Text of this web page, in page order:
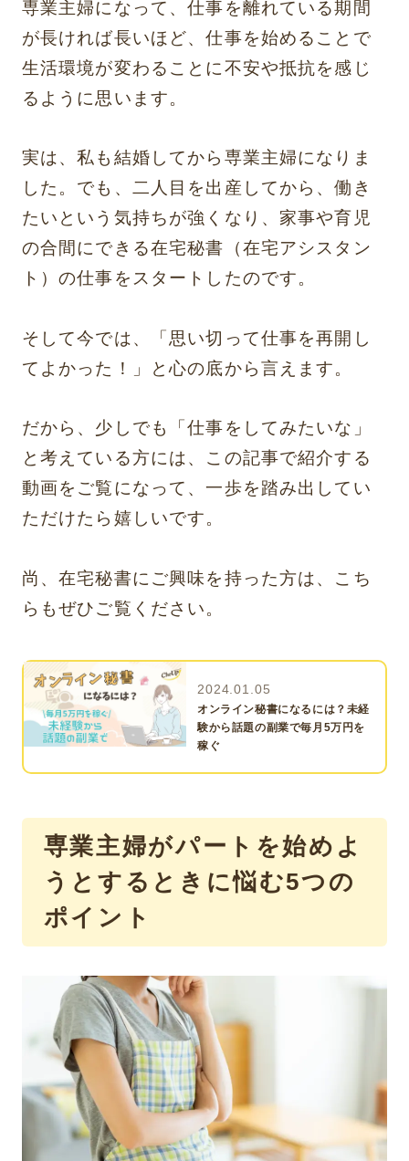
専業主婦になって、仕事を離れている期間
が長ければ長いほど、仕事を始めることで
生活環境が変わることに不安や抵抗を感じ
るように思います。
実は、私も結婚してから専業主婦になりま
した。でも、二人目を出産してから、働き
たいという気持ちが強くなり、家事や育児
の合間にできる在宅秘書（在宅アシスタン
ト）の仕事をスタートしたのです。
そして今では、「思い切って仕事を再開し
てよかった！」と心の底から言えます。
だから、少しでも「仕事をしてみたいな」
と考えている方には、この記事で紹介する
動画をご覧になって、一歩を踏み出してい
ただけたら嬉しいです。
尚、在宅秘書にご興味を持った方は、こち
らもぜひご覧ください。
2024.01.05
オンライン秘書になるには？未経
験から話題の副業で毎月5万円を
稼ぐ
専業主婦がパートを始めよ
うとするときに悩む5つの
ポイント